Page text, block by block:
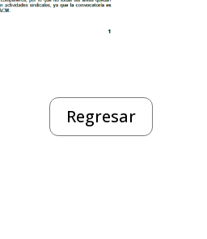
Regresar